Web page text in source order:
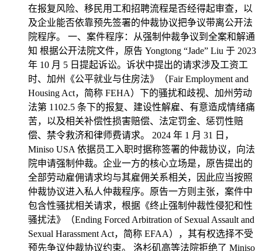
在报复风险、移民用工和招聘流程是否经得起审查，以
及企业能否依靠预先签署的仲裁协议把争议带离公开法
院程序。 一、案件程序：从强制仲裁争议到全案和解通
知 根据公开法院文件，原告 Yongtong “Jade” Liu 于 2023
年 10 月 5 日提起诉讼。诉状中提出的请求涉及工资工
时、加州《公平就业与住房法》（Fair Employment and
Housing Act，简称 FEHA）下的骚扰和歧视、加州劳动
法第 1102.5 条下的报复、建设性解雇、有意造成情绪痛
苦，以及相关补偿性损害赔偿、法定罚金、惩罚性赔
偿、禁令救济和律师费请求。 2024 年 1 月 31 日，
Miniso USA 依据员工入职时据称签署的仲裁协议，向法
院申请强制仲裁。企业一方的核心立场是，原告提出的
全部劳动雇佣请求均与其雇佣关系相关，因此应当按照
仲裁协议进入私人仲裁程序。原告一方则主张，案件中
包含性骚扰相关请求，根据《终止强制仲裁性侵犯和性
骚扰法》（Ending Forced Arbitration of Sexual Assault and
Sexual Harassment Act，简称 EFAA），其有权选择不受
预先争议仲裁协议约束。 洛杉矶高等法院拒绝了 Miniso